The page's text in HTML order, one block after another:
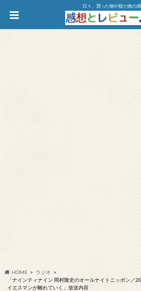
日々、買った物や観た物の
HOME
ラジオ
「ナインティナイン 岡村隆史のオールナイトニッポン
イエスマンが離れていく」放送内容